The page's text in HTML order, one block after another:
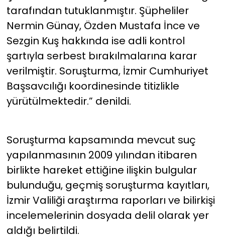
tarafından tutuklanmıştır. Şüpheliler
Nermin Günay, Özden Mustafa İnce ve
Sezgin Kuş hakkında ise adli kontrol
şartıyla serbest bırakılmalarına karar
verilmiştir. Soruşturma, İzmir Cumhuriyet
Başsavcılığı koordinesinde titizlikle
yürütülmektedir.” denildi.
Soruşturma kapsamında mevcut suç
yapılanmasının 2009 yılından itibaren
birlikte hareket ettiğine ilişkin bulgular
bulunduğu, geçmiş soruşturma kayıtları,
İzmir Valiliği araştırma raporları ve bilirkişi
incelemelerinin dosyada delil olarak yer
aldığı belirtildi.